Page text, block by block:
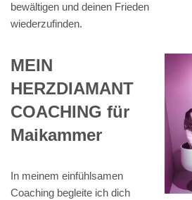
bewältigen und deinen Frieden
wiederzufinden.
MEIN
HERZDIAMANT
COACHING für
Maikammer
In meinem einfühlsamen
Coaching begleite ich dich